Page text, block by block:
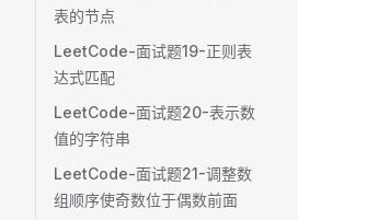
表的节点
LeetCode-面试题19-正则表
达式匹配
LeetCode-面试题20-表示数
值的字符串
LeetCode-面试题21-调整数
组顺序使奇数位于偶数前面